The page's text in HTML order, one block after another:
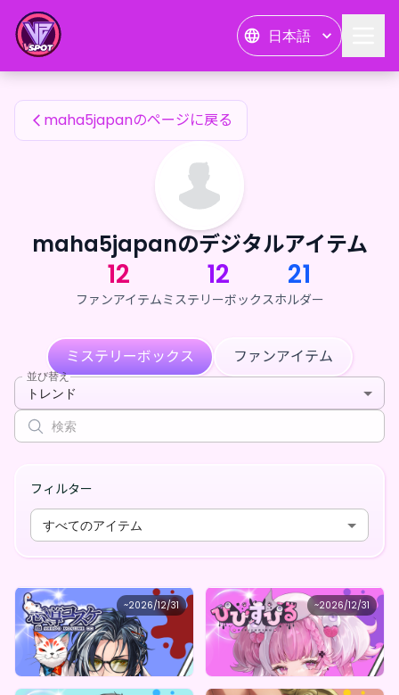
日本語
maha5japanのファンアイテム
maha5japanのページに戻る
maha5japanのデジタルアイテム
12
ファンアイテム
12
ミステリーボックス
21
ホルダー
ミステリーボックス ファンアイテム
並び替え
トレンド
フィルター
すべてのアイテム
~2026/12/31
maha5japan
志導コスケ のガチャガチャ運試しBOX(全5種）
最低価格
¥1,000 購入はこちら
~2026/12/31
maha5japan
ぴぴすぴる 秘密のぴぴすぴるガチャBOX
最低価格
1,000 購入はこちら
maha5japanのファンアイテム — 24karat